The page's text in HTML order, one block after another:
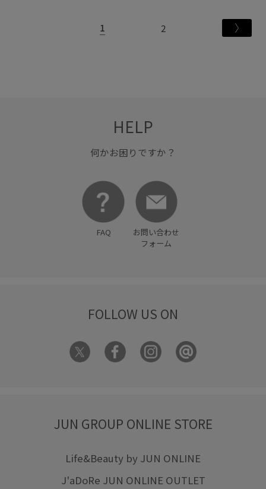
1 2
HELP
何かお困りですか？
FAQ
お問い合わせ
フォーム
FOLLOW US ON
JUN GROUP ONLINE STORE
Life&Beauty by JUN ONLINE
J'aDoRe JUN ONLINE OUTLET